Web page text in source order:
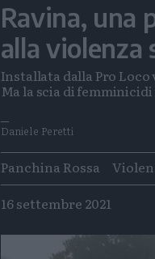
Ravina, una
alla violenza
Installata dalla Pro Loco
Ma la scia di
Daniele Peretti
Tags
Panchina Rossa
16 settembre 2021